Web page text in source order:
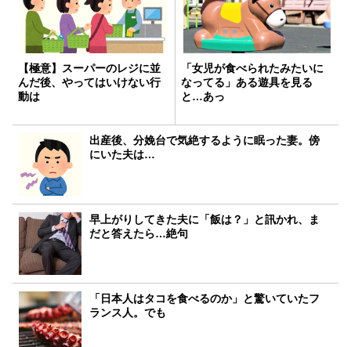
【極意】スーパーのレジに並
んだ後、やってはいけない行
動は
「女児が食べられたみたいに
なってる」ある遊具を見る
と…あっ
出産後、分娩台で気絶するように眠った妻。傍
にいた夫は…
早上がりしてきた夫に「飯は？」と訊かれ、ま
だと答えたら…絶句
「日本人はタコを食べるのか」と驚いていたフ
ランス人。でも